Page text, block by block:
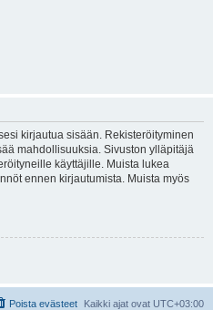
kirjautua sisään. Rekisteröityminen
mahdollisuuksia. Sivuston ylläpitäjä
käyttäjille. Muista lukea
ennen kirjautumista. Muista myös
Kaikki ajat ovat UTC+03:00
Poista evästeet